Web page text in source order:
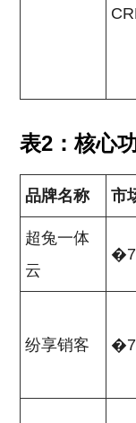
表2：核心
品牌名称 市
超兔一体
云
纷享销客